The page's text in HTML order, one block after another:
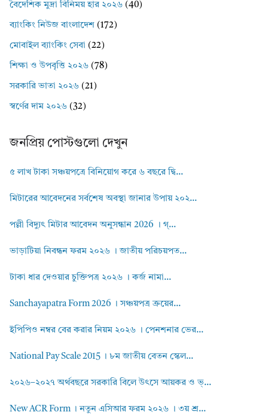
বৈদেশিক মুদ্রা বিনিময় হার ২০২৬ (40)
ব্যাংকিং নিউজ বাংলাদেশ (172)
মোবাইল ব্যাংকিং সেবা (22)
শিক্ষা ও উপবৃত্তি ২০২৬ (78)
সরকারি ভাতা ২০২৬ (21)
স্বর্ণের দাম ২০২৬ (32)
জনপ্রিয় পোস্টগুলো দেখুন
৫ লাখ টাকা সঞ্চয়পত্রে বিনিয়োগ করে ৬ বছরে দ্বি...
মিটারের আবেদনের সর্বশেষ অবস্থা জানার উপায় ২০২...
পল্লী বিদ্যুৎ মিটার আবেদন অনুসন্ধান 2026 । গ্...
ভাড়াটিয়া নিবন্ধন ফরম ২০২৬ । জাতীয় পরিচয়পত...
টাকা ধার দেওয়ার চুক্তিপত্র ২০২৬ । কর্জ নামা...
Sanchayapatra Form 2026 । সঞ্চয়পত্র ক্রয়ের...
ইপিপিও নম্বর বের করার নিয়ম ২০২৬ । পেনশনার ভের...
National Pay Scale 2015 । ৮ম জাতীয় বেতন স্কেল...
২০২৬–২০২৭ অর্থবছরে সরকারি বিলে উৎসে আয়কর ও ভ্...
New ACR Form । নতুন এসিআর ফরম ২০২৬ । ৩য় শ্র...